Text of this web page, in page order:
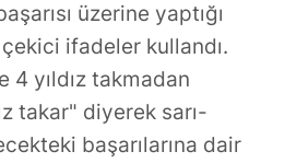
üzerine yaptığı
ifadeler kullandı.
4 yıldız takmadan
takar" diyerek sarı-
başarılarına dair